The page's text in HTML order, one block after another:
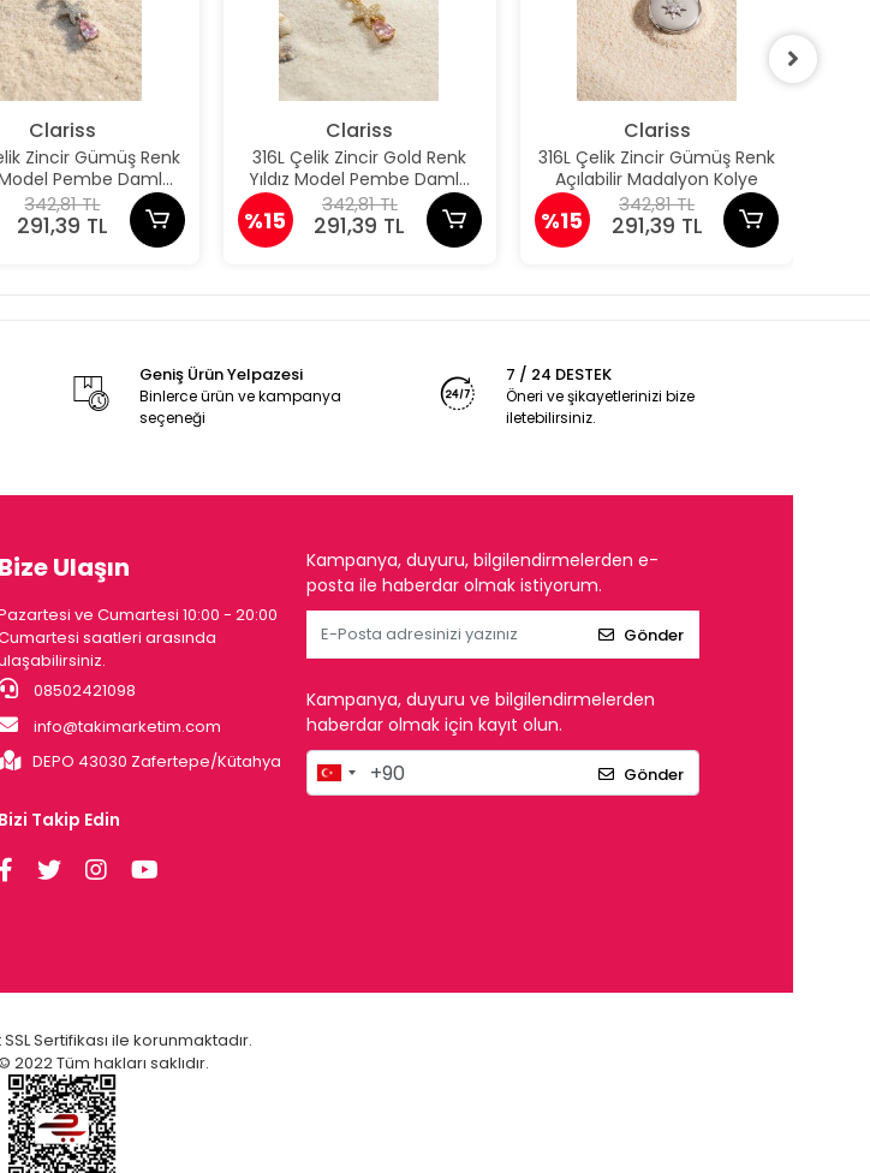
Clariss
Zincir Gümüş Renk
Model Pembe Damla
Taş Model Kolye
342,81 TL
291,39 TL
Clariss
316L Çelik Zincir Gold Renk
Yıldız Model Pembe Damla
Taş Model Kolye
%15
342,81 TL
291,39 TL
Clariss
316L Çelik Zincir Gümüş Renk
Açılabilir Madalyon Kolye
%15
342,81 TL
291,39 TL
Geniş Ürün Yelpazesi
Binlerce ürün ve kampanya
seçeneği
7 / 24 DESTEK
Öneri ve şikayetlerinizi bize
iletebilirsiniz.
Bize Ulaşın
ve Cumartesi 10:00 - 20:00
saatleri arasında
08502421098
info@takimarketim.com
DEPO 43030 Zafertepe/Kütahya
Bizi Takip Edin
Kampanya, duyuru, bilgilendirmelerden e-
posta ile haberdar olmak istiyorum.
Gönder
Kampanya, duyuru ve bilgilendirmelerden
haberdar olmak için kayıt olun.
Gönder
Sertifikası ile korunmaktadır.
Tüm hakları saklıdır.